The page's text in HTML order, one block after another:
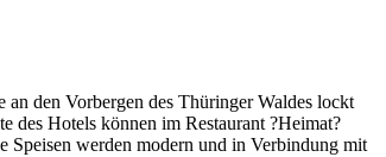
den Vorbergen des Thüringer Waldes lockt
des Hotels können im Restaurant ?Heimat?
Speisen werden modern und in Verbindung mit